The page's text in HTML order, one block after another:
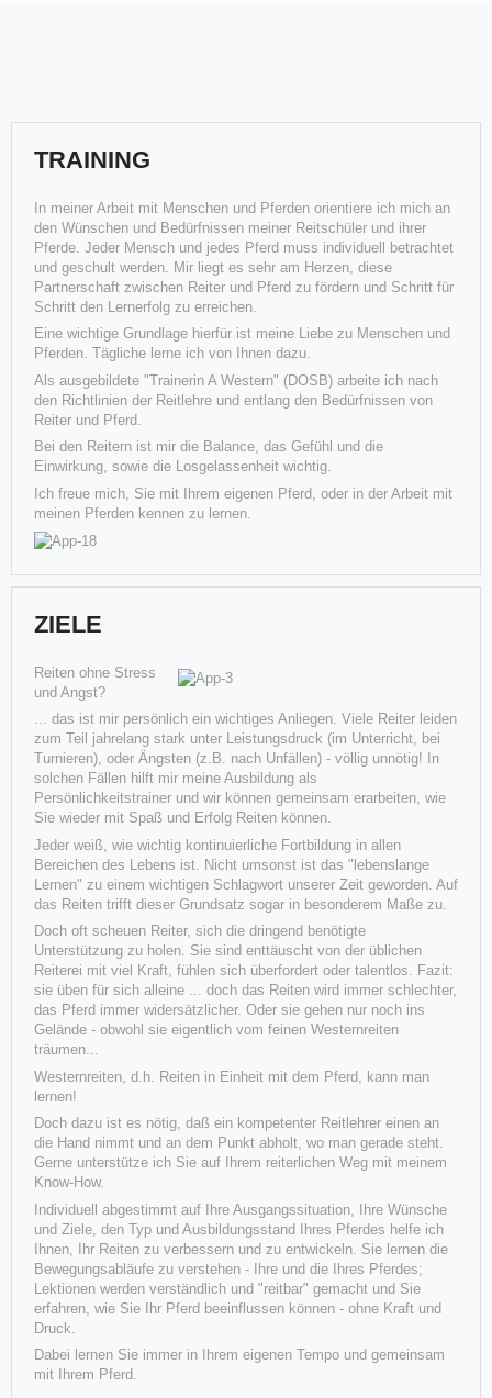
DQHA Q21
seinem Erfolgs-Pferd „Lion on the Beach“ wieder s
Weiterlesen
Luke ("Flesch my Dreams") gewinnt die Fohlenschau
Wir sind mehr als stolz auf unsere diesjährigen Fohlen:
Fohlenschausieger und Gesamtsieger „Flesch my Dreams“ (Luke) mi
Weiterlesen
"Professor Riki" wird 30 Jahre alt
Seinen 30. Geburtstag feiert in diesem Jahr Susanne und Bernhard
Fleschs SHI Riker (Fletch's Top Riker x Skip Shi Doll).
Weiterlesen
Luke ("Flesch my Dreams") von Fr. Schröder
Nach Lucy und Rileey ist m 28. April Fohlen Nr. 3 aus unserer Stute
"Invy This Playgirl" (Fr. Schröder) auf die Welt gek
Weiterlesen
TRAINING
In meiner Arbeit mit Menschen und Pferden orientiere ich mich an
den Wünschen und Bedürfnissen meiner Reitschüler und ihrer
Pferde. Jeder Mensch und jedes Pferd muss individuell betrachtet
und geschult werden. Mir liegt es sehr am Herzen, diese
Partnerschaft zwischen Reiter und Pferd zu fördern und Schritt für
Schritt den Lernerfolg zu erreichen.
Eine wichtige Grundlage hierfür ist meine Liebe zu Menschen und
Pferden. Tägliche lerne ich von Ihnen dazu.
Als ausgebildete "Trainerin A Western" (DOSB) arbeite ich nach
den Richtlinien der Reitlehre und entlang den Bedürfnissen von
Reiter und Pferd.
Bei den Reitern ist mir die Balance, das Gefühl und die
Einwirkung, sowie die Losgelassenheit wichtig.
Ich freue mich, Sie mit Ihrem eigenen Pferd, oder in der Arbeit mit
meinen Pferden kennen zu lernen.
ZIELE
Reiten ohne Stress
und Angst?
... das ist mir persönlich ein wichtiges Anliegen. Viele Reiter leiden
zum Teil jahrelang stark unter Leistungsdruck (im Unterricht, bei
Turnieren), oder Ängsten (z.B. nach Unfällen) - völlig unnötig! In
solchen Fällen hilft mir meine Ausbildung als
Persönlichkeitstrainer und wir können gemeinsam erarbeiten, wie
Sie wieder mit Spaß und Erfolg Reiten können.
Jeder weiß, wie wichtig kontinuierliche Fortbildung in allen
Bereichen des Lebens ist. Nicht umsonst ist das "lebenslange
Lernen" zu einem wichtigen Schlagwort unserer Zeit geworden. Auf
das Reiten trifft dieser Grundsatz sogar in besonderem Maße zu.
Doch oft scheuen Reiter, sich die dringend benötigte
Unterstützung zu holen. Sie sind enttäuscht von der üblichen
Reiterei mit viel Kraft, fühlen sich überfordert oder talentlos. Fazit:
sie üben für sich alleine ... doch das Reiten wird immer schlechter,
das Pferd immer widersätzlicher. Oder sie gehen nur noch ins
Gelände - obwohl sie eigentlich vom feinen Westernreiten
träumen...
Westernreiten, d.h. Reiten in Einheit mit dem Pferd, kann man
lernen!
Doch dazu ist es nötig, daß ein kompetenter Reitlehrer einen an
die Hand nimmt und an dem Punkt abholt, wo man gerade steht.
Gerne unterstütze ich Sie auf Ihrem reiterlichen Weg mit meinem
Know-How.
Individuell abgestimmt auf Ihre Ausgangssituation, Ihre Wünsche
und Ziele, den Typ und Ausbildungsstand Ihres Pferdes helfe ich
Ihnen, Ihr Reiten zu verbessern und zu entwickeln. Sie lernen die
Bewegungsabläufe zu verstehen - Ihre und die Ihres Pferdes;
Lektionen werden verständlich und "reitbar" gemacht und Sie
erfahren, wie Sie Ihr Pferd beeinflussen können - ohne Kraft und
Druck.
Dabei lernen Sie immer in Ihrem eigenen Tempo und gemeinsam
mit Ihrem Pferd.